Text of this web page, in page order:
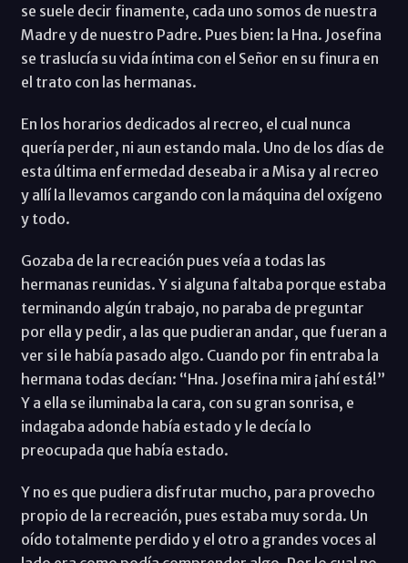
se suele decir finamente, cada uno somos de nuestra
Madre y de nuestro Padre. Pues bien: la Hna. Josefina
se traslucía su vida íntima con el Señor en su finura en
el trato con las hermanas.
En los horarios dedicados al recreo, el cual nunca
quería perder, ni aun estando mala. Uno de los días de
esta última enfermedad deseaba ir a Misa y al recreo
y allí la llevamos cargando con la máquina del oxígeno
y todo.
Gozaba de la recreación pues veía a todas las
hermanas reunidas. Y si alguna faltaba porque estaba
terminando algún trabajo, no paraba de preguntar
por ella y pedir, a las que pudieran andar, que fueran a
ver si le había pasado algo. Cuando por fin entraba la
hermana todas decían: “Hna. Josefina mira ¡ahí está!”
Y a ella se iluminaba la cara, con su gran sonrisa, e
indagaba adonde había estado y le decía lo
preocupada que había estado.
Y no es que pudiera disfrutar mucho, para provecho
propio de la recreación, pues estaba muy sorda. Un
oído totalmente perdido y el otro a grandes voces al